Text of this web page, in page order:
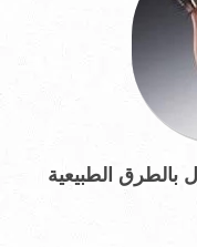
بالطرق الطبيعية